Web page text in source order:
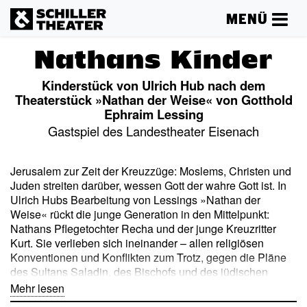
MENÜ
Nathans Kinder
Kinderstück von Ulrich Hub nach dem
Theaterstück »Nathan der Weise« von Gotthold
Ephraim Lessing
Gastspiel des Landestheater Eisenach
Jerusalem zur Zeit der Kreuzzüge: Moslems, Christen und
Juden streiten darüber, wessen Gott der wahre Gott ist. In
Ulrich Hubs Bearbeitung von Lessings »Nathan der
Weise« rückt die junge Generation in den Mittelpunkt:
Nathans Pflegetochter Recha und der junge Kreuzritter
Kurt. Sie verlieben sich ineinander – allen religiösen
Konventionen und Konflikten zum Trotz, gegen die Pläne
des Sultans Saladin, des Bischofs und des jüdischen
Kaufmanns Nathan. Dann erhält der Kreuzritter den
Auftrag, Nathan zu töten, und der Streit der Religionen
Mehr lesen